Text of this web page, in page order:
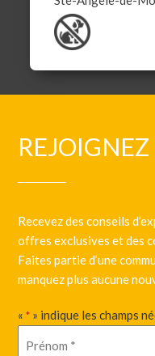
Recevez des conseils
offres exclusives et des
Faites partie d’une
manquez plus aucune
«* » indique les champs